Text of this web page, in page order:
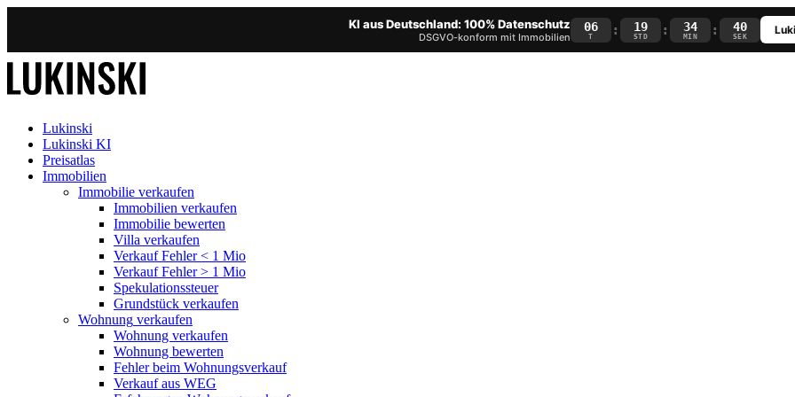
KI aus Deutschland: 100% Datenschutz
DSGVO-konform mit Immobilien
06
T : 19
STD : 34
MIN : 39
SEK
Lukinski
Lukinski KI
Preisatlas
Immobilien
Immobilie verkaufen
Immobilien verkaufen
Immobilie bewerten
Villa verkaufen
Verkauf Fehler < 1 Mio
Verkauf Fehler > 1 Mio
Spekulationssteuer
Grundstück verkaufen
Wohnung verkaufen
Wohnung verkaufen
Wohnung bewerten
Fehler beim Wohnungsverkauf
Verkauf aus WEG